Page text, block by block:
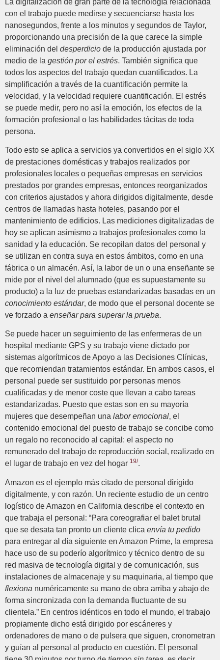
con el trabajo puede medirse y secuenciarse hasta los
nanosegundos, frente a los minutos y segundos de Taylor,
proporcionando una precisión de la que carece la simple
eliminación del desperdicio de la producción ajustada por
medio de la gestión por el estrés. También significa que
todos los aspectos del trabajo quedan cuantificados. La
simplificación a través de la cuantificación permite la
velocidad, y la velocidad requiere cuantificación. El estrés
se puede medir, pero no así la emoción, los efectos de la
formación profesional o las habilidades tácitas de toda
persona.
Todo esto se aplica a servicios ya convertidos en el siglo XX
de prestaciones domésticas y trabajos realizados por
profesionales locales o pequeñas empresas en servicios
prestados por grandes empresas, entonces reorganizados
con criterios ajustados y ahora dirigidos digitalmente, desde
centros de llamadas hasta hoteles, pasando por el
mantenimiento de edificios. Las mediciones digitalizadas de
hoy se aplican asimismo a trabajos profesionales como la
sanidad y la educación. Se recopilan datos del personal y
se utilizan en contra suya en estos ámbitos, como en una
fábrica o un almacén. Así, la labor de un o una enseñante se
mide por el nivel del alumnado (que es supuestamente su
producto) a la luz de pruebas estandarizadas basadas en un
conocimiento estándar, de modo que el personal docente se
ve forzado a enseñar para superar la prueba.
Se puede hacer un seguimiento de las enfermeras de un
hospital mediante GPS y su trabajo viene dictado por
sistemas algorítmicos de Apoyo a las Decisiones Clínicas,
que recomiendan tratamientos estándar. En ambos casos, el
personal puede ser sustituido por personas menos
cualificadas y de menor coste que llevan a cabo tareas
estandarizadas. Puesto que estas son en su mayoría
mujeres que desempeñan una labor emocional, el
contenido emocional del puesto de trabajo se concibe como
un regalo no reconocido al capital: el aspecto no
remunerado del trabajo de reproducción social, realizado en
el lugar de trabajo en vez del hogar 19/.
Amazon es el ejemplo más citado de personal dirigido
digitalmente, y con razón. Un reciente estudio de un centro
logístico de Amazon en California describe el contexto en
que trabaja el personal: “Para coreografiar el balet brutal
que se desata tan pronto un cliente clica envía tu pedido
para entregar al día siguiente en Amazon Prime, la empresa
hace uso de su poderío algorítmico y técnico dentro de su
red masiva de tecnología digital y de comunicación, sus
instalaciones de almacenaje y su maquinaria, al tiempo que
flexiona numéricamente su mano de obra arriba y abajo de
forma sincronizada con la demanda fluctuante de su
clientela.” En centros idénticos en todo el mundo, el trabajo
propiamente dicho está dirigido por escáneres y
ordenadores de mano o de pulsera que siguen, cronometran
y guían al personal al producto en cuestión. El personal